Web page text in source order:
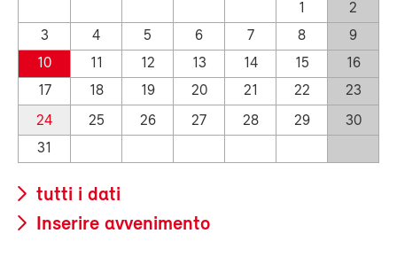
1
2
3
4 5 6 7 8
9
10
11 12 13 14 15
16
17
18 19 20 21 22
23
24
25 26 27 28 29
30
31
tutti i dati
Inserire avvenimento